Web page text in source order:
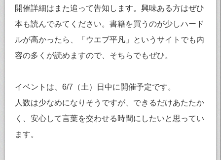
開催詳細はまた追って告知します。興味ある方はぜひ
本も読んでみてください。書籍を買うのが少しハード
ルが高かったら、「ウエブ平凡」というサイトでも内
容の多くが読めますので、そちらでもぜひ。
イベントは、6/7（土）日中に開催予定です。
人数は少なめになりそうですが、できるだけあたたか
く、安心して言葉を交わせる時間にしたいと思ってい
ます。